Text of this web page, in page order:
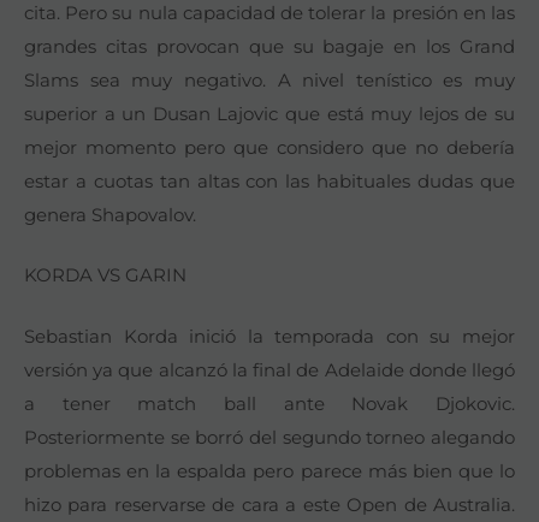
cita. Pero su nula capacidad de tolerar la presión en las
grandes citas provocan que su bagaje en los Grand
Slams sea muy negativo. A nivel tenístico es muy
superior a un Dusan Lajovic que está muy lejos de su
mejor momento pero que considero que no debería
estar a cuotas tan altas con las habituales dudas que
genera Shapovalov.
KORDA VS GARIN
Sebastian Korda inició la temporada con su mejor
versión ya que alcanzó la final de Adelaide donde llegó
a tener match ball ante Novak Djokovic.
Posteriormente se borró del segundo torneo alegando
problemas en la espalda pero parece más bien que lo
hizo para reservarse de cara a este Open de Australia.